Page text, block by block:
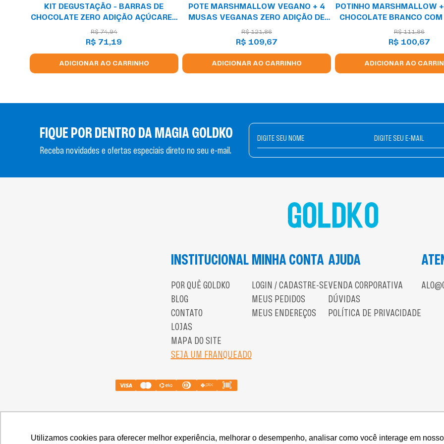
Utilizamos cookies para oferecer melhor experiência, melhorar o desempenho, analisar como você interage em
KIT DEGUSTAÇÃO - BARRAS DE
CHOCOLATE ZERO ADIÇÃO AÇÚCARES
20G
R$ 74,94
R$ 71,19
ADICIONAR AO CARRINHO
POTE MARSHMALLOW VEGANO + 4
MUSAS VEGANAS ZERO ADIÇÃO DE
AÇÚCARES
R$ 121,86
R$ 109,67
ADICIONAR AO CARRINHO
POTINHO MARSHMALLOW
CHOCOLATE BRANCO
ZERO ADIÇÃO DE
R$ 111,86
R$ 100,67
ADICIONAR AO
FIQUE POR DENTRO DA MAGIA GOLDKO
Receba novidades e ofertas especiais direto no seu e-mail.
INSTITUCIONAL
POR QUÊ GOLDKO
BLOG
CONTATO
LOJAS
MAPA DO SITE
SEJA UM FRANQUEADO
MINHA CONTA
LOGIN / CADASTRE-SE
MEUS PEDIDOS
MEUS ENDEREÇOS
AJUDA
VENDA CORPORATIVA
DÚVIDAS
POLÍTICA DE PRIVACIDADE